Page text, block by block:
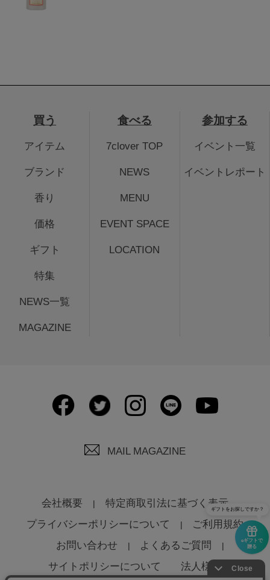
買う
アイテム
ブランド
香り
価格
ギフト
特集
NEWS一覧
MAGAZINE
食べる
7clover TOP
NEWS
MENU
EVENT SPACE
LOCATION
参加する
イベント一覧
イベントレポート
MAIL MAGAZINE
会社概要
特定商取引法に基づく表示
プライバシーポリシーについて
ご利用規約
お問い合わせ
よくあるご質問
サイトポリシーについて
法人様へ
eギフトで
贈る
ギフトをお探しですか？